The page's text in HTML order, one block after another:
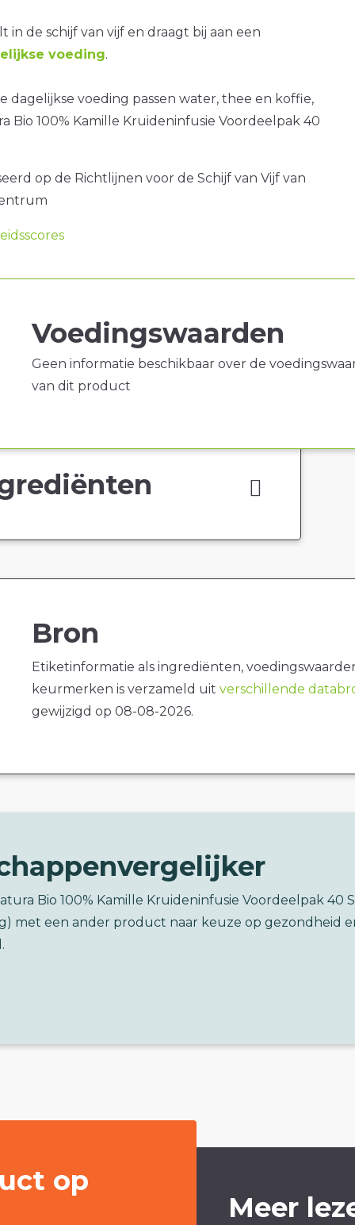
in de schijf van vijf en draagt bij aan een
voeding.
dagelijkse voeding passen water, thee en koffie,
Bio 100% Kamille Kruideninfusie Voordeelpak 40
op de Richtlijnen voor de Schijf van Vijf van
Voedingswaarden
Geen informatie beschikbaar over de
van dit product
Bron
Etiketinformatie als ingrediënten,
keurmerken is verzameld uit verschillende
gewijzigd op 08-08-2026.
Bio 100% Kamille Kruideninfusie Voordeelpak 40
met een ander product naar keuze op gezondheid
op
Meer